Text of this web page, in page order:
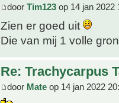
door Tim123 op 14 jan 2022
Zien er goed uit
Die van mij 1 volle
Re: Trachycarpus
door Mate op 14 jan 2022